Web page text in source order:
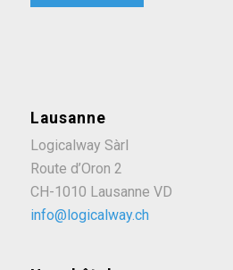
Lausanne
Logicalway Sàrl
Route d’Oron 2
CH-1010 Lausanne VD
info@logicalway.ch